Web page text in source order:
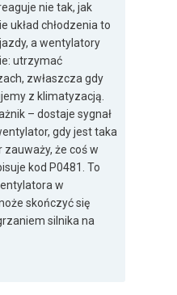
nie tak, jak
układ chłodzenia to
a wentylatory
utrzymać
zwłaszcza gdy
z klimatyzacją.
– dostaje sygnał
gdy jest taka
że coś w
kod P0481. To
w
skończyć się
silnika na